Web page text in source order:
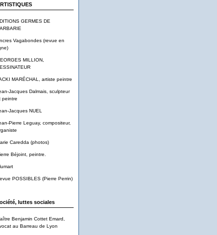
GERMES DE
Vagabondes (revue en
MILLION,
MARÉCHAL, artiste peintre
Jacques Dalmais, sculpteur
peintre
Jacques NUEL
Pierre Leguay, compositeur,
Caredda (photos)
Béjoint, peintre.
POSSIBLES (Pierre Perrin)
luttes sociales
Benjamin Cottet Emard,
au Barreau de Lyon